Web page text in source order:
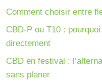
Comment choisir entre
CBD-P ou T10 :
directement
CBD en festival :
sans planer